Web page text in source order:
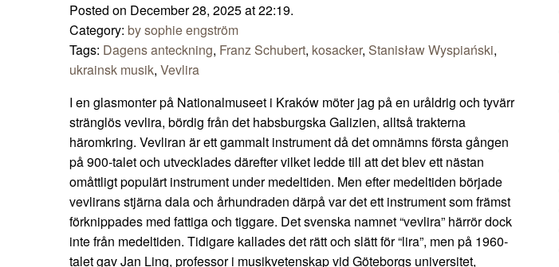
Posted on December 28, 2025 at 22:19.
Category: by sophie engström
Tags: Dagens anteckning, Franz Schubert, kosacker, Stanisław Wyspiański,
ukrainsk musik, Vevlira
I en glasmonter på Nationalmuseet i Kraków möter jag på en uråldrig och tyvärr
stränglös vevlira, bördig från det habsburgska Galizien, alltså trakterna
häromkring. Vevliran är ett gammalt instrument då det omnämns första gången
på 900-talet och utvecklades därefter vilket ledde till att det blev ett nästan
omåttligt populärt instrument under medeltiden. Men efter medeltiden började
vevlirans stjärna dala och århundraden därpå var det ett instrument som främst
förknippades med fattiga och tiggare. Det svenska namnet “vevlira” härrör dock
inte från medeltiden. Tidigare kallades det rätt och slätt för “lira”, men på 1960-
talet gav Jan Ling, professor i musikvetenskap vid Göteborgs universitet,